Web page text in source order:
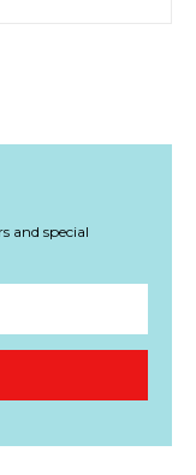
and special